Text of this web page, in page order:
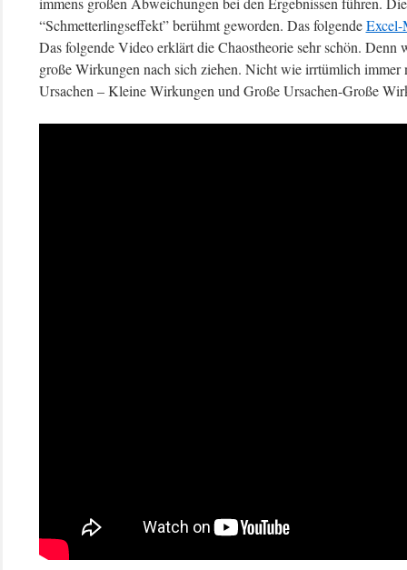
“Schmetterlingseffekt” berühmt geworden. Das folgende
Das folgende Video erklärt die Chaostheorie sehr schön. Denn
große Wirkungen nach sich ziehen. Nicht wie irrtümlich
Ursachen – Kleine Wirkungen und Große Ursachen-Große